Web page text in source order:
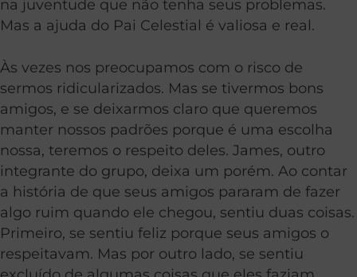
na juventude que não tenha seus problemas.
Mas a ajuda do Pai Celestial é valiosa e real.
Às vezes nos preocupamos com o risco de
sermos ridicularizados. Mas se tivermos bons
amigos, e se deixarmos claro que queremos
manter nossos padrões porque é uma escolha
nossa, teremos o respeito deles. James, outro
integrante do grupo, deixa um porém. Ao contar
a história de que seus amigos pararam de fazer
algo ruim quando ele chegou, sentiu duas coisas.
Primeiro, se sentiu feliz porque seus amigos o
respeitavam. Mas por outro lado, se sentiu